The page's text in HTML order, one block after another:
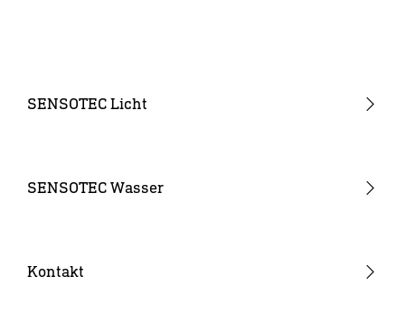
SENSOTEC Licht
SENSOTEC Wasser
Kontakt